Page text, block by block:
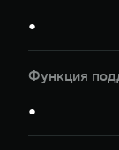
●
Функция
●